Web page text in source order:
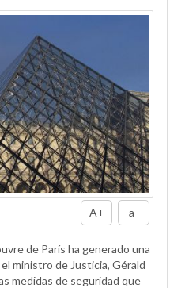
A+ a-
de París ha generado una
ministro de Justicia, Gérald
medidas de seguridad que